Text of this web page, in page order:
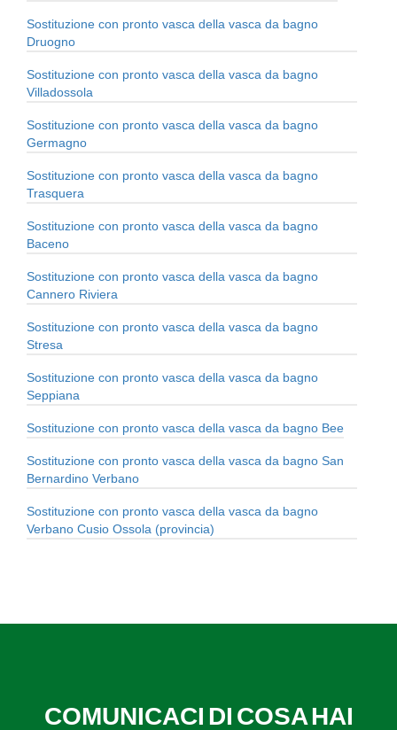
Sostituzione con pronto vasca della vasca da bagno
Druogno
Sostituzione con pronto vasca della vasca da bagno
Villadossola
Sostituzione con pronto vasca della vasca da bagno
Germagno
Sostituzione con pronto vasca della vasca da bagno
Trasquera
Sostituzione con pronto vasca della vasca da bagno
Baceno
Sostituzione con pronto vasca della vasca da bagno
Cannero Riviera
Sostituzione con pronto vasca della vasca da bagno
Stresa
Sostituzione con pronto vasca della vasca da bagno
Seppiana
Sostituzione con pronto vasca della vasca da bagno Bee
Sostituzione con pronto vasca della vasca da bagno San
Bernardino Verbano
Sostituzione con pronto vasca della vasca da bagno
Verbano Cusio Ossola (provincia)
COMUNICACI DI COSA HAI